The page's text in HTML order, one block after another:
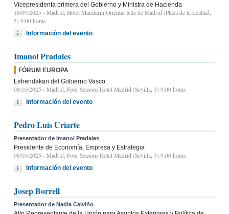
Vicepresidenta primera del Gobierno y Ministra de Hacienda
18/09/2025 - Madrid, Hotel Mandarin Oriental Ritz de Madrid (Plaza de la Lealtad,
5) 9:00 horas
Información del evento
Imanol Pradales
FÓRUM EUROPA
Lehendakari del Gobierno Vasco
08/10/2025 - Madrid, Four Seasons Hotel Madrid (Sevilla, 3) 9.00 horas
Información del evento
Pedro Luis Uriarte
Presentador de Imanol Pradales
Presidente de Economía, Empresa y Estrategia
08/10/2025 - Madrid, Four Seasons Hotel Madrid (Sevilla, 3) 9.00 horas
Información del evento
Josep Borrell
Presentador de Nadia Calviño